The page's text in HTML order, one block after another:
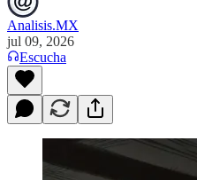
Analisis.MX
jul 09, 2026
Escucha